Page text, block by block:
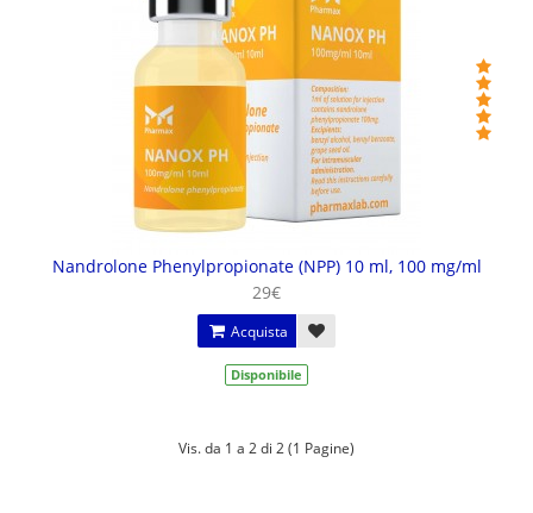
Nandrolone Phenylpropionate (NPP) 10 ml, 100 mg/ml
29€
Acquista
Disponibile
Vis. da 1 a 2 di 2 (1 Pagine)